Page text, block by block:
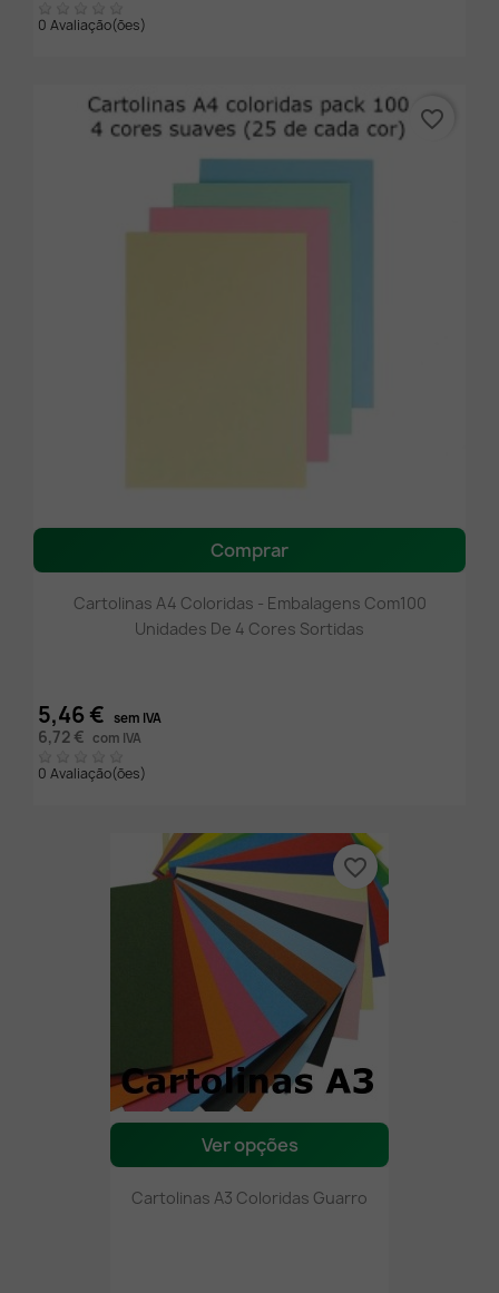
0 Avaliação(ões)
Comprar
Cartolinas A4 Coloridas - Embalagens Com100
Unidades De 4 Cores Sortidas
5,46 € sem IVA
6,72 € com IVA
0 Avaliação(ões)
favorite_border
Ver opções
Cartolinas A3 Coloridas Guarro
favorite_border